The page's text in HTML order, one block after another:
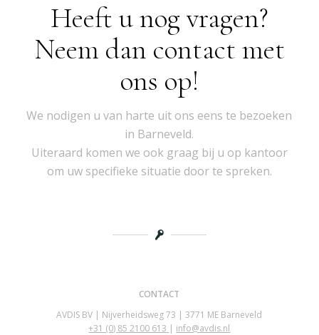
Heeft u nog vragen?
Neem dan contact met
ons op!
We nodigen u van harte uit ons eens te bezoeken
in Barneveld.
Uiteraard komen we ook graag bij u op kantoor
om uw specifieke situatie door te spreken.
CONTACT
AVDIS BV | Nijverheidsweg 73 | 3771 ME Barneveld
+31 (0) 85 2100 613 | info@avdis.nl